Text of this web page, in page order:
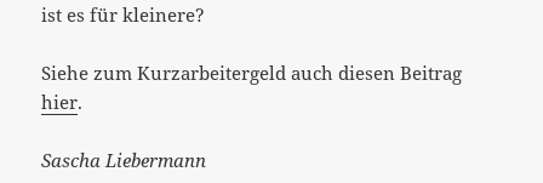
ist es für kleinere?
Siehe zum Kurzarbeitergeld auch diesen Beitrag
hier.
Sascha Liebermann